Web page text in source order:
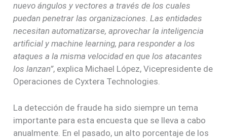
nuevo ángulos y vectores a través de los cuales
puedan penetrar las organizaciones. Las entidades
necesitan automatizarse, aprovechar la inteligencia
artificial y machine learning, para responder a los
ataques a la misma velocidad en que los atacantes
los lanzan”, explica Michael López, Vicepresidente de
Operaciones de Cyxtera Technologies.
La detección de fraude ha sido siempre un tema
importante para esta encuesta que se lleva a cabo
anualmente. En el pasado, un alto porcentaje de los